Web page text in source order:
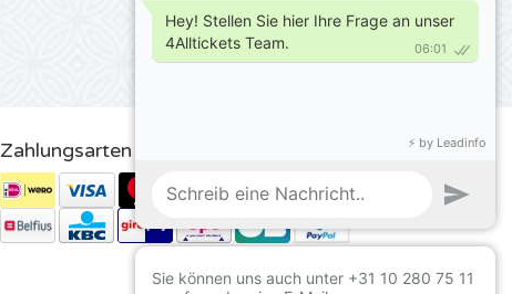
Zahlungsarten